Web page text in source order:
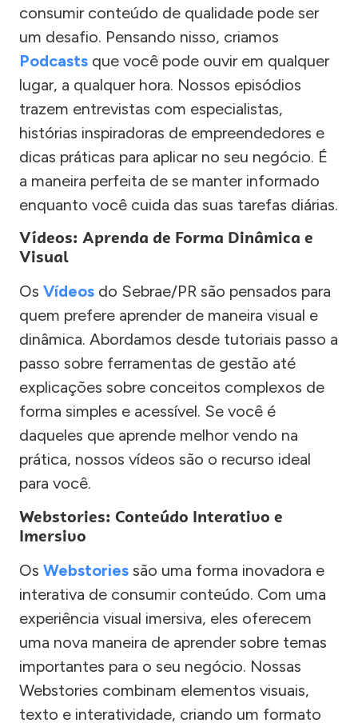
consumir conteúdo de qualidade pode ser
um desafio. Pensando nisso, criamos
Podcasts que você pode ouvir em qualquer
lugar, a qualquer hora. Nossos episódios
trazem entrevistas com especialistas,
histórias inspiradoras de empreendedores e
dicas práticas para aplicar no seu negócio. É
a maneira perfeita de se manter informado
enquanto você cuida das suas tarefas diárias.
Vídeos: Aprenda de Forma Dinâmica e
Visual
Os Vídeos do Sebrae/PR são pensados para
quem prefere aprender de maneira visual e
dinâmica. Abordamos desde tutoriais passo a
passo sobre ferramentas de gestão até
explicações sobre conceitos complexos de
forma simples e acessível. Se você é
daqueles que aprende melhor vendo na
prática, nossos vídeos são o recurso ideal
para você.
Webstories: Conteúdo Interativo e
Imersivo
Os Webstories são uma forma inovadora e
interativa de consumir conteúdo. Com uma
experiência visual imersiva, eles oferecem
uma nova maneira de aprender sobre temas
importantes para o seu negócio. Nossas
Webstories combinam elementos visuais,
texto e interatividade, criando um formato